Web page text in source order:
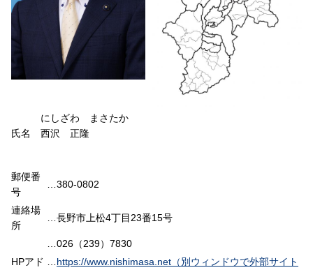
にしざわ まさたか
氏名 西沢 正隆
郵便番
号
…380-0802
連絡場
所
…長野市上松4丁目23番15号
…026（239）7830
HPアド
https://www.nishimasa.net（別ウィンドウで外部サイト